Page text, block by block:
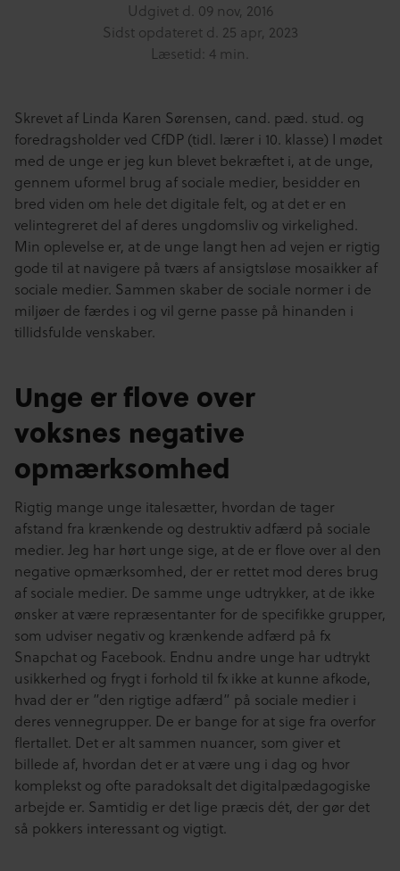
Udgivet d. 09 nov, 2016
Sidst opdateret d. 25 apr, 2023
Læsetid: 4 min.
Skrevet af Linda Karen Sørensen, cand. pæd. stud. og
foredragsholder ved CfDP (tidl. lærer i 10. klasse) I mødet
med de unge er jeg kun blevet bekræftet i, at de unge,
gennem uformel brug af sociale medier, besidder en
bred viden om hele det digitale felt, og at det er en
velintegreret del af deres ungdomsliv og virkelighed.
Min oplevelse er, at de unge langt hen ad vejen er rigtig
gode til at navigere på tværs af ansigtsløse mosaikker af
sociale medier. Sammen skaber de sociale normer i de
miljøer de færdes i og vil gerne passe på hinanden i
tillidsfulde venskaber.
Unge er flove over
voksnes negative
opmærksomhed
Rigtig mange unge italesætter, hvordan de tager
afstand fra krænkende og destruktiv adfærd på sociale
medier. Jeg har hørt unge sige, at de er flove over al den
negative opmærksomhed, der er rettet mod deres brug
af sociale medier. De samme unge udtrykker, at de ikke
ønsker at være repræsentanter for de specifikke grupper,
som udviser negativ og krænkende adfærd på fx
Snapchat og Facebook. Endnu andre unge har udtrykt
usikkerhed og frygt i forhold til fx ikke at kunne afkode,
hvad der er ”den rigtige adfærd” på sociale medier i
deres vennegrupper. De er bange for at sige fra overfor
flertallet. Det er alt sammen nuancer, som giver et
billede af, hvordan det er at være ung i dag og hvor
komplekst og ofte paradoksalt det digitalpædagogiske
arbejde er. Samtidig er det lige præcis dét, der gør det
så pokkers interessant og vigtigt.